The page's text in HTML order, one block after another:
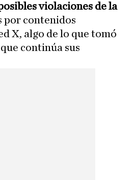
violaciones de la
por contenidos
X, algo de lo que tomó
continúa sus